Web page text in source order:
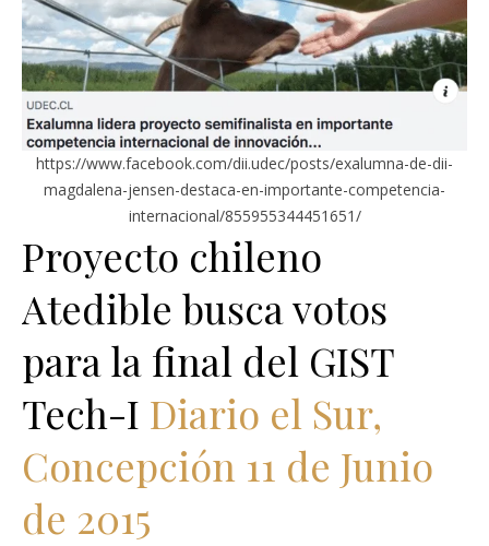
https://www.facebook.com/dii.udec/posts/exalumna-de-dii-
magdalena-jensen-destaca-en-importante-competencia-
internacional/855955344451651/
Proyecto chileno
Atedible busca votos
para la final del GIST
Tech-I Diario el Sur,
Concepción 11 de Junio
de 2015